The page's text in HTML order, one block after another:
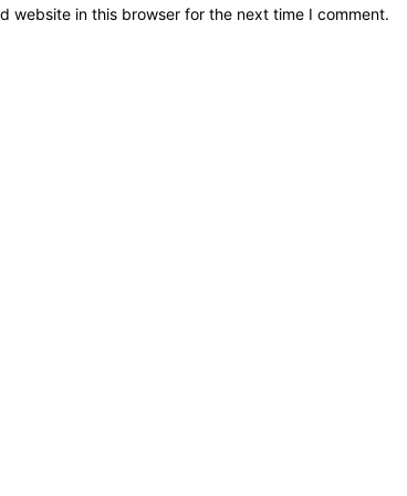
website in this browser for the next time I comment.